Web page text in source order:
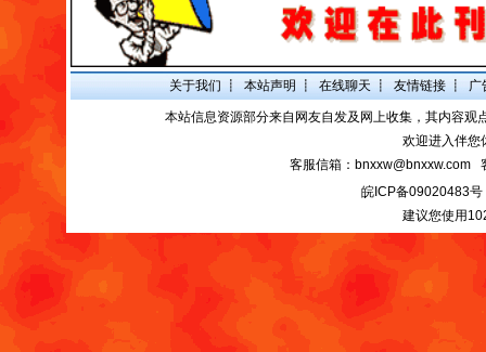
关于我们 ┋ 本站声明 ┋ 在线聊天 ┋ 友情链接 ┋ 广
本站信息资源部分来自网友自发及网上收集，其内容
欢迎进入伴您
客服信箱：bnxxw@bnxxw.com
皖ICP备09020483号
建议您使用